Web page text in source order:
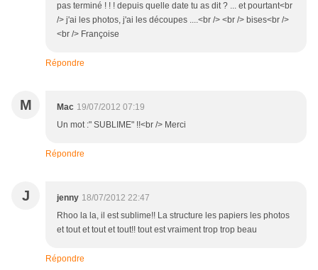
pas terminé ! ! ! depuis quelle date tu as dit ? ... et pourtant<br
/> j'ai les photos, j'ai les découpes ....<br /> <br /> bises<br />
<br /> Françoise
Répondre
M Mac 19/07/2012 07:19
Un mot :" SUBLIME" !!<br /> Merci
Répondre
J jenny 18/07/2012 22:47
Rhoo la la, il est sublime!! La structure les papiers les photos
et tout et tout et tout!! tout est vraiment trop trop beau
Répondre